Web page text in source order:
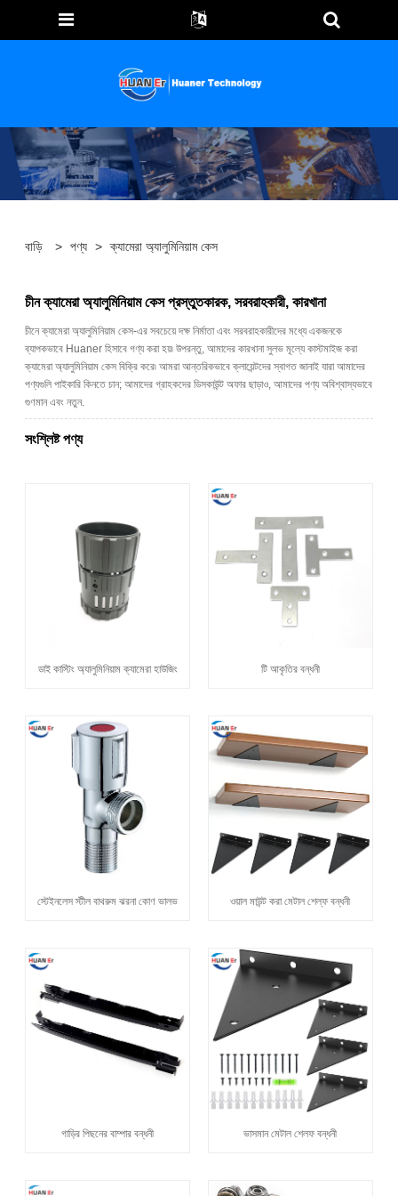
বাড়ি > পণ্য > ক্যামেরা অ্যালুমিনিয়াম কেস
চীন ক্যামেরা অ্যালুমিনিয়াম কেস প্রস্তুতকারক, সরবরাহকারী, কারখানা
চীনে ক্যামেরা অ্যালুমিনিয়াম কেস-এর সবচেয়ে দক্ষ নির্মাতা এবং সরবরাহকারীদের মধ্যে একজনকে
ব্যাপকভাবে Huaner হিসাবে গণ্য করা হয়৷ উপরন্তু, আমাদের কারখানা সুলভ মূল্যে কাস্টমাইজ করা
ক্যামেরা অ্যালুমিনিয়াম কেস বিক্রি করে৷ আমরা আন্তরিকভাবে ক্লায়েন্টদের স্বাগত জানাই যারা আমাদের
পণ্যগুলি পাইকারি কিনতে চান; আমাদের গ্রাহকদের ডিসকাউন্ট অফার ছাড়াও, আমাদের পণ্য অবিশ্বাস্যভাবে
গুণমান এবং নতুন.
সংশ্লিষ্ট পণ্য
ডাই কাস্টিং অ্যালুমিনিয়াম ক্যামেরা হাউজিং টি আকৃতির বন্ধনী
স্টেইনলেস স্টীল বাথরুম ঝরনা কোণ ভালভ ওয়াল মাউন্ট করা মেটাল শেল্ফ বন্ধনী
গাড়ির পিছনের বাম্পার বন্ধনী ভাসমান মেটাল শেলফ বন্ধনী